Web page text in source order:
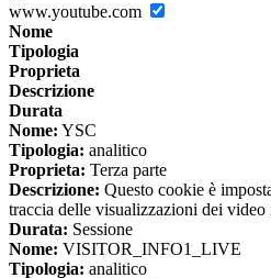
www.youtube.com
Nome
Tipologia
Proprieta
Descrizione
Durata
Nome: YSC
Tipologia: analitico
Proprieta: Terza parte
Descrizione: Questo cookie è
traccia delle visualizzazioni dei video
Durata: Sessione
Nome: VISITOR_INFO1_LIVE
Tipologia: analitico